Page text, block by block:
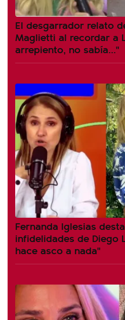
El desgarrador relato
Maglietti al recordar a
arrepiento, no sabía..."
Fernanda Iglesias
infidelidades de Diego
hace asco a nada"